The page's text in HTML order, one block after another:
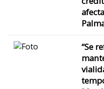
“Se